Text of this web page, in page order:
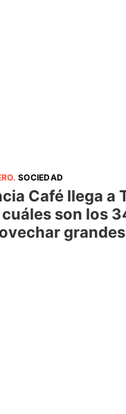
.SOCIEDAD
Café llega a
cuáles son los